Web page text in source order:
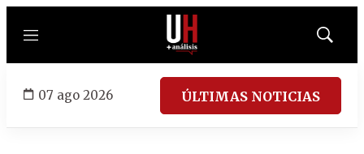
Menú
Mostrar
07 ago 2026 ÚLTIMAS NOTICIAS